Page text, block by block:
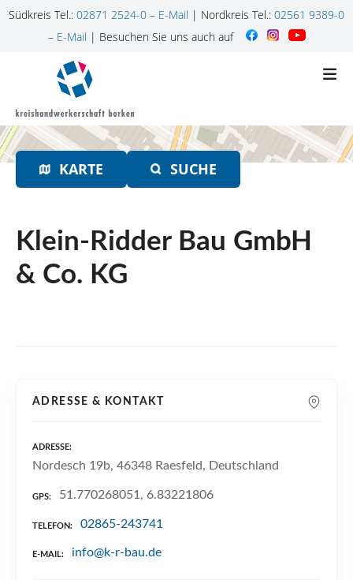
Südkreis Tel.: 02871 2524-0 – E-Mail | Nordkreis Tel.: 02561 9389-0
– E-Mail | Besuchen Sie uns auch auf
n
h
KARTE SUCHE
Klein-Ridder Bau GmbH
& Co. KG
ADRESSE & KONTAKT
ADRESSE
Nordesch 19b, 46348 Raesfeld, Deutschland
GPS 51.770268051, 6.83221806
TELEFON 02865-243741
E-MAIL info@k-r-bau.de